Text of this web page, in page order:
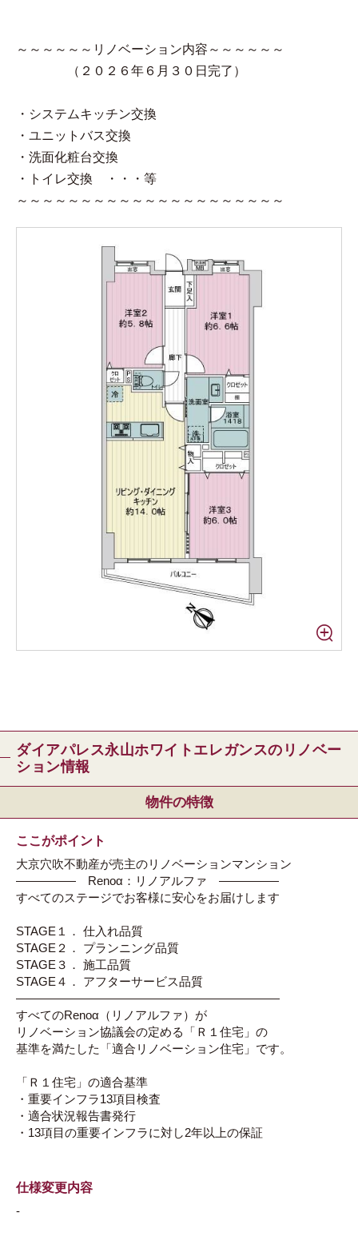
～～～～～～リノベーション内容～～～～～～
（２０２６年６月３０日完了）
・システムキッチン交換
・ユニットバス交換
・洗面化粧台交換
・トイレ交換 ・・・等
～～～～～～～～～～～～～～～～～～～～～
ダイアパレス永山ホワイトエレガンスのリノベー
ション情報
物件の特徴
ここがポイント
大京穴吹不動産が売主のリノベーションマンション
――――― Renoα：リノアルファ ―――――
すべてのステージでお客様に安心をお届けします
STAGE１． 仕入れ品質
STAGE２． プランニング品質
STAGE３． 施工品質
STAGE４． アフターサービス品質
――――――――――――――――――――――
すべてのRenoα（リノアルファ）が
リノベーション協議会の定める「Ｒ１住宅」の
基準を満たした「適合リノベーション住宅」です。
「Ｒ１住宅」の適合基準
・重要インフラ13項目検査
・適合状況報告書発行
・13項目の重要インフラに対し2年以上の保証
仕様変更内容
-